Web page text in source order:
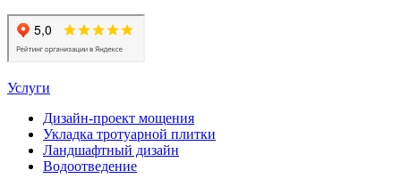
Услуги
Дизайн-проект мощения
Укладка тротуарной плитки
Ландшафтный дизайн
Водоотведение